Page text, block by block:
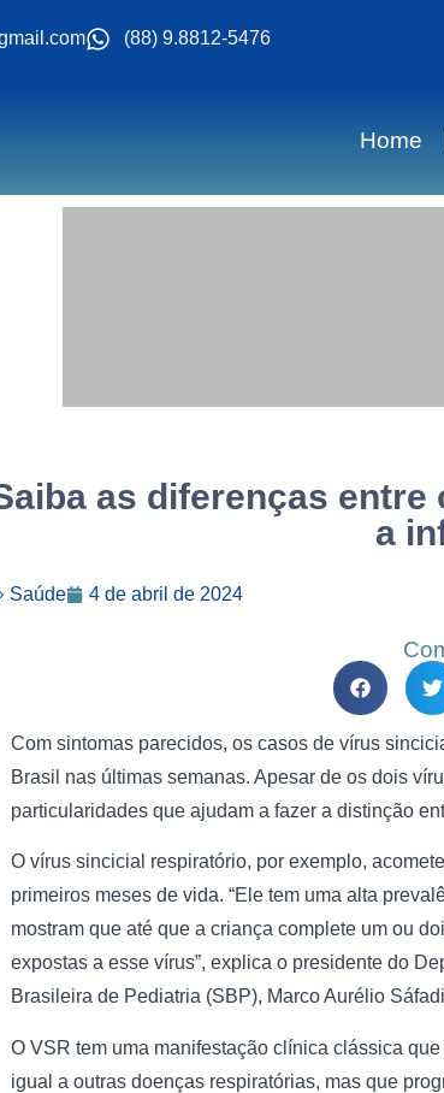
(88) 9.8812-5476
Home
as diferenças
a
Saúde 4 de abril de 2024
Com sintomas parecidos, os casos de vírus
Brasil nas últimas semanas. Apesar de os dois
particularidades que ajudam a fazer a distinção
O vírus sincicial respiratório, por exemplo,
primeiros meses de vida. “Ele tem uma alta
mostram que até que a criança complete um ou
expostas a esse vírus”, explica o presidente do
Brasileira de Pediatria (SBP), Marco Aurélio
O VSR tem uma manifestação clínica clássica
igual a outras doenças respiratórias, mas que